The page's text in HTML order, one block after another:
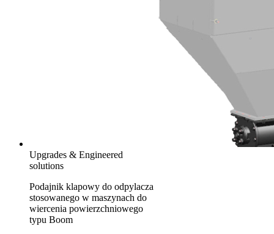
Upgrades & Engineered
solutions
Podajnik klapowy do odpylacza
stosowanego w maszynach do
wiercenia powierzchniowego
typu Boom